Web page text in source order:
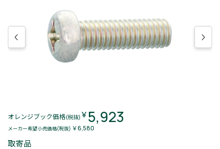
オレンジブック価格(税抜) ￥5,923
メーカー希望小売価格(税抜) ￥6,580
取寄品